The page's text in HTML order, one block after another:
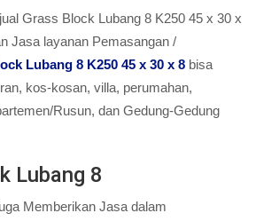
Grass Block Lubang 8 K250 45 x 30 x
Jasa layanan Pemasangan /
Lubang 8 K250 45 x 30 x 8 bisa
kos-kosan, villa, perumahan,
Rusun, dan Gedung-Gedung
Lubang 8
Memberikan Jasa dalam